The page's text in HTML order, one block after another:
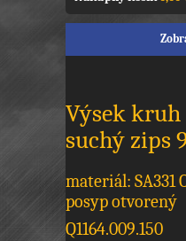
Výsek kruh
suchý zips
materiál: SA331
posyp otvorený
Q1164.009.150